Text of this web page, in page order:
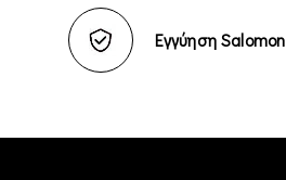
Εγγύηση Salomon